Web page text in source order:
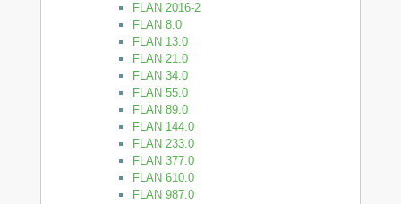
FLAN 2016-2
FLAN 8.0
FLAN 13.0
FLAN 21.0
FLAN 34.0
FLAN 55.0
FLAN 89.0
FLAN 144.0
FLAN 233.0
FLAN 377.0
FLAN 610.0
FLAN 987.0